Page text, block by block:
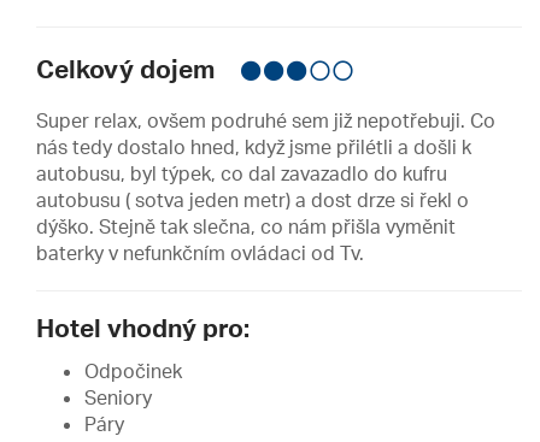
Celkový dojem
Super relax, ovšem podruhé sem již nepotřebuji. Co
nás tedy dostalo hned, když jsme přilétli a došli k
autobusu, byl týpek, co dal zavazadlo do kufru
autobusu ( sotva jeden metr) a dost drze si řekl o
dýško. Stejně tak slečna, co nám přišla vyměnit
baterky v nefunkčním ovládaci od Tv.
Hotel vhodný pro:
Odpočinek
Seniory
Páry